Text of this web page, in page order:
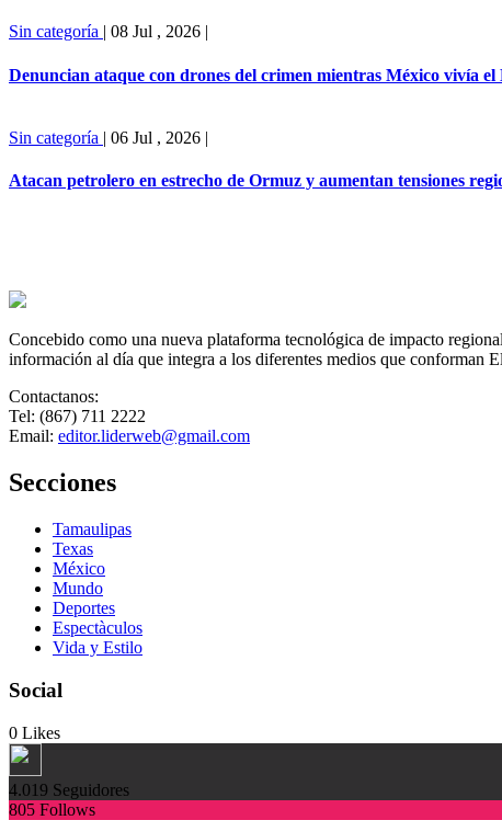
Sin categoría 08 Jul , 2026
Denuncian ataque con drones del crimen mientras México vivía
Sin categoría | 06 Jul , 2026 |
Atacan petrolero en estrecho de Ormuz y aumentan tensiones
Concebido como una nueva plataforma tecnológica de impacto
información al día que integra a los diferentes medios que
Contactanos:
Tel: (867) 711 2222
Email: editor.liderweb@gmail.com
Secciones
Tamaulipas
Texas
México
Mundo
Deportes
Espectàculos
Vida y Estilo
Social
0 Likes
4.019 Seguidores
805 Follows